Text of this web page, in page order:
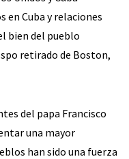
en Cuba y relaciones
bien del pueblo
retirado de Boston,
del papa Francisco
una mayor
han sido una fuerza